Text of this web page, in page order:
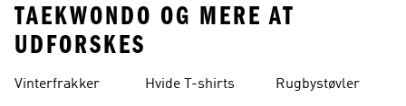
TAEKWONDO OG MERE AT
UDFORSKES
Vinterfrakker Hvide T-shirts Rugbystøvler